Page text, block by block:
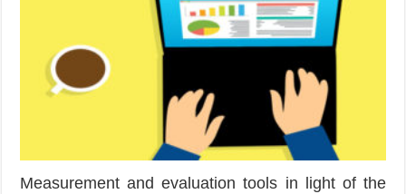
Measurement and evaluation tools in light of the